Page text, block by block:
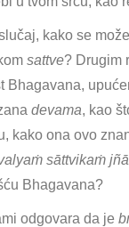
kako se
sattve? Drugim
Bhagavana,
devama, kao
kako ona ovo
sāttvikaṁ
Bhagavana?
odgovara da je